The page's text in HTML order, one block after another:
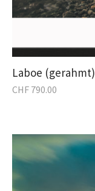
Laboe (gerahmt)
CHF 790.00